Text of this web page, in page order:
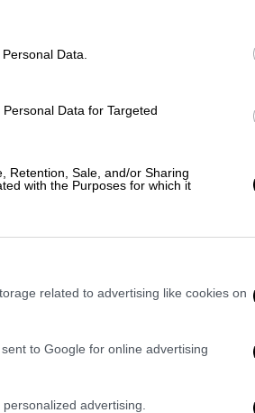
Data.
Data for Targeted
Retention, Sale, and/or Sharing
with the Purposes for which it
related to advertising like cookies on
to Google for online advertising
advertising.
τέσσερις φορές.
το μέρος άλλων ανδρών
από δίπλα τους. Στο
γεγονός ότι οι αρχές
διάρκεια βίαιου
πριν βγει από το
«έναν
το σημείο ελέγχου
να χτυπήθηκε από
πυρά.
ήδη εξιτήριο. Ο
μέτρων και, κατά τις
ακόμη»